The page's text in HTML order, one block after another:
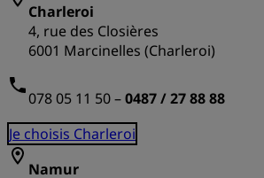
Charleroi
4, rue des Closières
6001 Marcinelles (Charleroi)
078 05 11 50 –0487 / 27 88 88
Je choisis Charleroi
Namur